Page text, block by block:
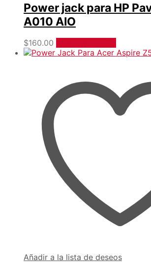
Power jack para HP
A010 AIO
$160.00
Añadir a la lista de deseos